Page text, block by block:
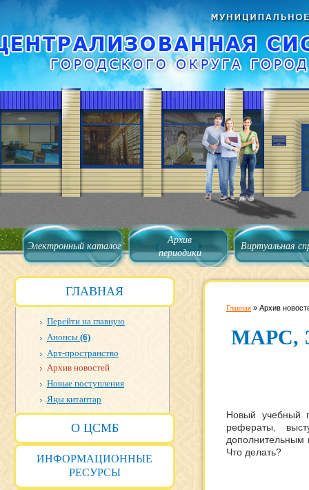
Электронный каталог
Архив
периодики
Виртуальная
ГЛАВНАЯ
Перейти на главную
Анонсы (6)
Арт-пространство
Архив новостей
Новые поступления
Яңы китаптар
О ЦСМБ
ИНФОРМАЦИОННЫЕ
РЕСУРСЫ
Главная » Архив
МАРС,
Новый учебный
рефераты,
дополнительным
Что делать?